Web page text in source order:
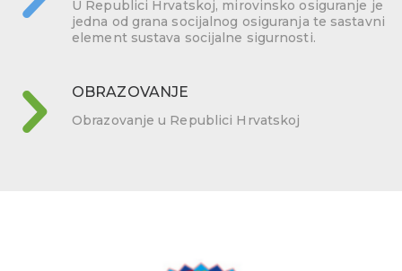
U Republici Hrvatskoj, mirovinsko osiguranje je
jedna od grana socijalnog osiguranja te sastavni
element sustava socijalne sigurnosti.
OBRAZOVANJE
Obrazovanje u Republici Hrvatskoj